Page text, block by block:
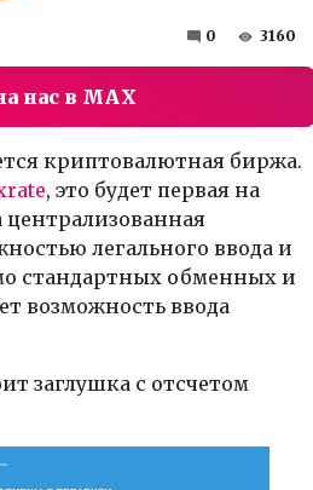
0 3160
нас в MAX
криптовалютная биржа.
, это будет первая на
легального ввода и
стандартных обменных и
возможность ввода
заглушка с отсчетом